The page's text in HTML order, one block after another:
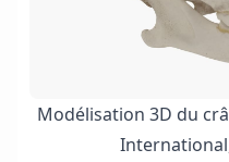
Modélisation 3D du